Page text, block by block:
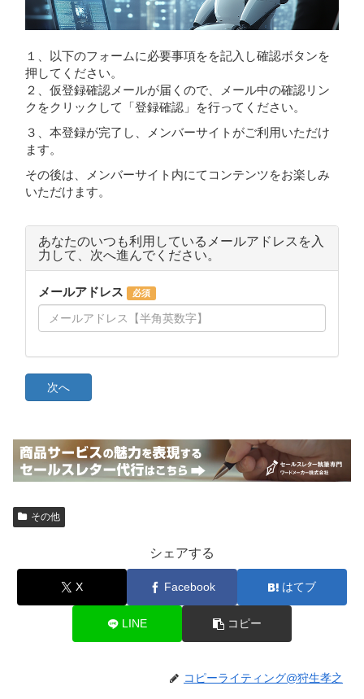
その他
シェアする
X Facebook はてブ
LINE コピー
コピーライティング@狩生孝之